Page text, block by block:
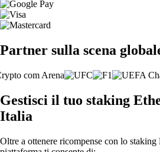
Partner sulla scena
Gestisci il tuo staking
Italia
Oltre a ottenere ricompense con lo staking